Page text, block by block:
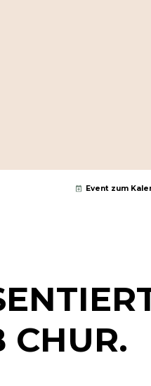
Event zum
CHUR.